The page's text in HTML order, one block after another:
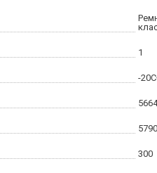
1
-
5790
300